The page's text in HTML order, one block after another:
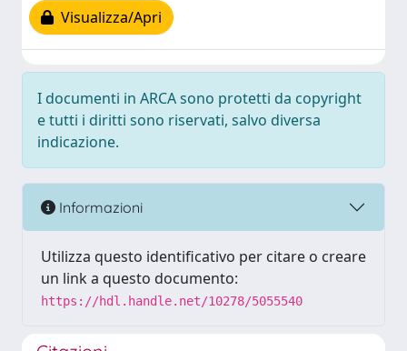
Visualizza/Apri
I documenti in ARCA sono protetti da copyright
e tutti i diritti sono riservati, salvo diversa
indicazione.
Informazioni
Utilizza questo identificativo per citare o creare
un link a questo documento:
https://hdl.handle.net/10278/5055540